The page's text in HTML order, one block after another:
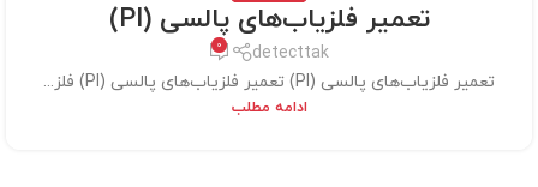
تعمیر فلزیاب‌های پالسی (PI)
detecttak
0
تعمیر فلزیاب‌های پالسی (PI) تعمیر فلزیاب‌های پالسی (PI) فلز...
ادامه مطلب